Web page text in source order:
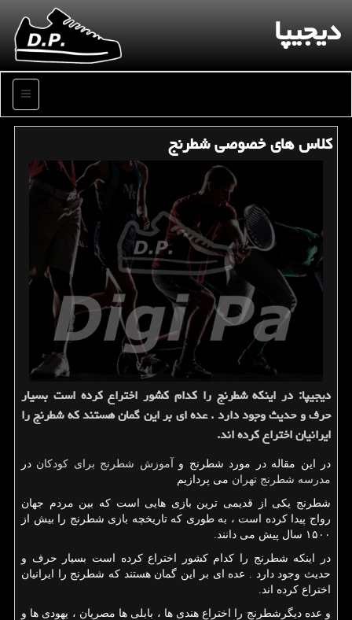
دیجیپا
منو
كلاس های خصوصی شطرنج
دیجیپا: در اینكه شطرنج را كدام كشور اختراع كرده است بسیار
حرف و حدیث وجود دارد . عده ای بر این گمان هستند كه شطرنج را
ایرانیان اختراع كرده اند.
در این مقاله در مورد شطرنج و آموزش شطرنج برای کودکان در
مدرسه شطرنج تهران می پردازیم
شطرنج یکی از قدیمی ترین بازی هایی است که بین مردم جهان
رواج پیدا کرده است ، به طوری که تاریخچه بازی شطرنج را بیش از
۱۵۰۰ سال پیش می دانند.
در اینکه شطرنج را کدام کشور اختراع کرده است بسیار حرف و
حدیث وجود دارد . عده ای بر این گمان هستند که شطرنج را ایرانیان
اختراع کرده اند.
و عده دیگرشطرنج را اختراع هندی ها ، بابلی ها مصریان ، یهودی ها و